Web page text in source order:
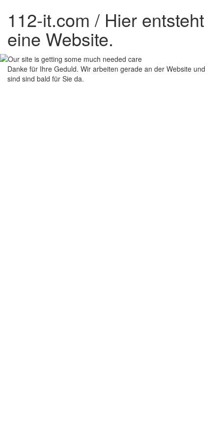
112-it.com / Hier entsteht
eine Website.
Danke für Ihre Geduld. Wir arbeiten gerade an der Website und
sind sind bald für Sie da.